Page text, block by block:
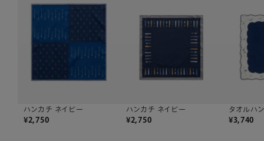
ハンカチ ネイビー
¥2,750
ハンカチ ネイビー
¥2,750
タオルハ
¥3,740